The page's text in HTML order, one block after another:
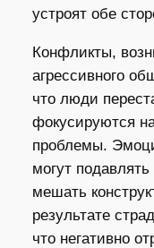
устроят обе
Конфликты,
агрессивного
что люди
фокусируются
проблемы.
могут
мешать
результате
что негативно